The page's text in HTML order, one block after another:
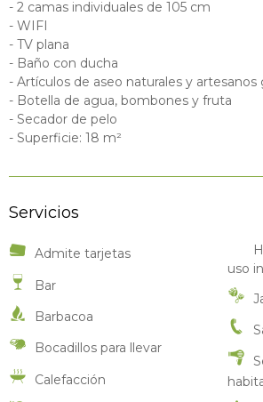
- 2 camas individuales de 105 cm
- WIFI
- TV plana
- Baño con ducha
- Artículos de aseo naturales y artesanos
- Botella de agua, bombones y fruta
- Secador de pelo
- Superficie: 18 m²
Servicios
Admite tarjetas
Bar
Barbacoa
Bocadillos para llevar
Calefacción
uso